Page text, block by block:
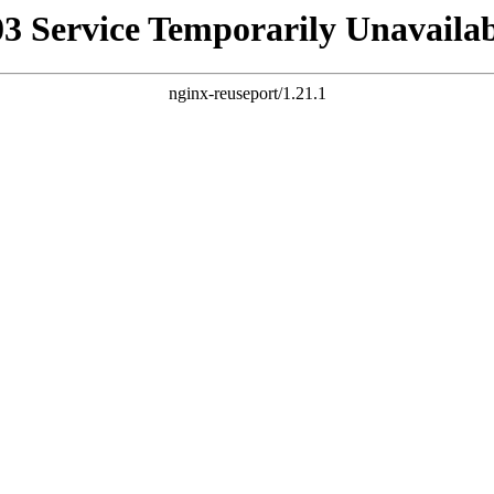
Service Temporarily
nginx-reuseport/1.21.1